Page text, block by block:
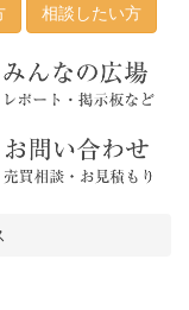
相談したい方